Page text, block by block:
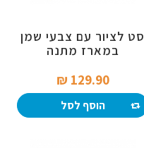
סט לציור עם צבעי שמן
במארז מתנה
129.90 ₪‎
הוסף לסל